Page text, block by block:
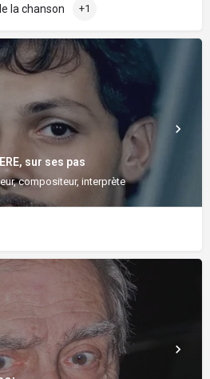
la chanson +1
sur ses pas
compositeur, interprète